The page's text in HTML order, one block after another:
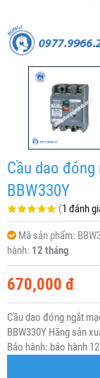
Cầu dao đóng
BBW330Y
(1 đánh
Mã sản phẩm:
hành: 12 tháng
670,000 đ
Cầu dao đóng ngắt
BBW330Y Hãng sản
Bảo hành: bảo hành